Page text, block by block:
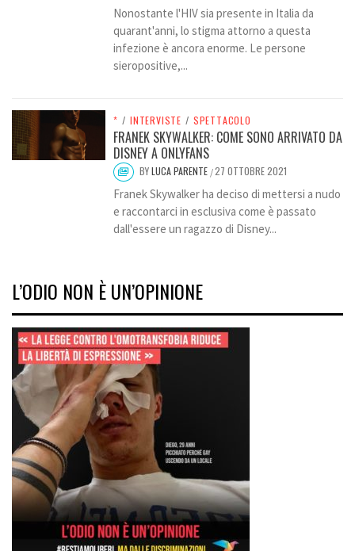
Nonostante l'HIV sia presente in Italia da
quarant'anni, lo stigma attorno a questa
infezione è ancora enorme. Le persone
sieropositive,...
* / INTERVISTE / SPETTACOLO
FRANEK SKYWALKER: COME SONO ARRIVATO DA
DISNEY A ONLYFANS
BYLUCA PARENTE /27 OTTOBRE 2021
Franek Skywalker ha deciso di mettersi a nudo
e raccontarci in esclusiva come è passato
dall'essere un ragazzo di Disney...
L’ODIO NON È UN’OPINIONE